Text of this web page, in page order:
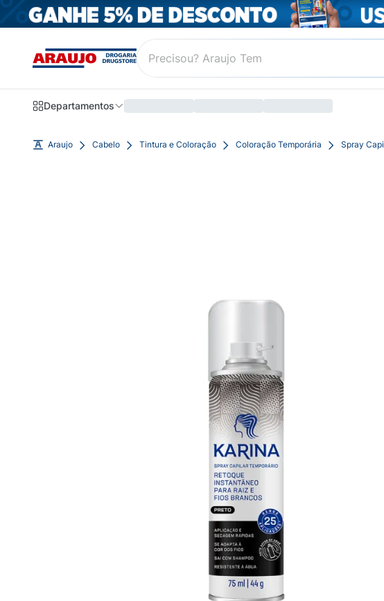
Departamentos
Araujo Cabelo Tintura e Coloração Coloração Temporária Spray